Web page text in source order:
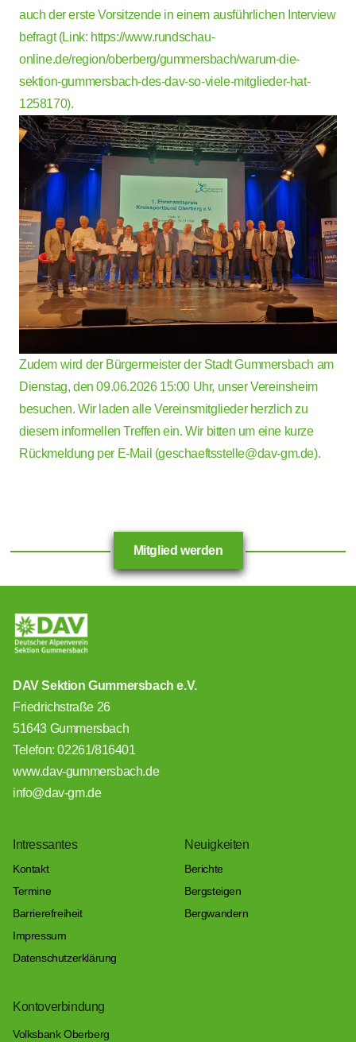
auch der erste Vorsitzende in einem ausführlichen Interview
befragt (Link: https://www.rundschau-
online.de/region/oberberg/gummersbach/warum-die-
sektion-gummersbach-des-dav-so-viele-mitglieder-hat-
1258170).
Zudem wird der Bürgermeister der Stadt Gummersbach am
Dienstag, den 09.06.2026 15:00 Uhr, unser Vereinsheim
besuchen. Wir laden alle Vereinsmitglieder herzlich zu
diesem informellen Treffen ein. Wir bitten um eine kurze
Rückmeldung per E-Mail (geschaeftsstelle@dav-gm.de).
Mitglied werden
DAV Sektion Gummersbach e.V.
Friedrichstraße 26
51643 Gummersbach
Telefon: 02261/816401
www.dav-gummersbach.de
info@dav-gm.de
Intressantes
Kontakt
Termine
Barrierefreiheit
Impressum
Datenschutzerklärung
Neuigkeiten
Berichte
Bergsteigen
Bergwandern
Kontoverbindung
Volksbank Oberberg